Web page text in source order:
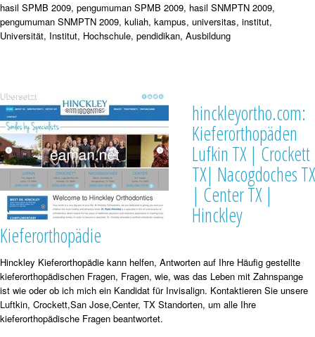
hasil SPMB 2009, pengumuman SPMB 2009, hasil SNMPTN 2009,
pengumuman SNMPTN 2009, kuliah, kampus, universitas, institut,
Universität, Institut, Hochschule, pendidikan, Ausbildung
hinckleyortho.com:
Kieferorthopäden
Lufkin TX | Crockett
TX| Nacogdoches TX
| Center TX |
Hinckley
Kieferorthopädie
Hinckley Kieferorthopädie kann helfen, Antworten auf Ihre Häufig gestellte
kieferorthopädischen Fragen, Fragen, wie, was das Leben mit Zahnspange
ist wie oder ob ich mich ein Kandidat für Invisalign. Kontaktieren Sie unsere
Luftkin, Crockett,San Jose,Center, TX Standorten, um alle Ihre
kieferorthopädische Fragen beantwortet.